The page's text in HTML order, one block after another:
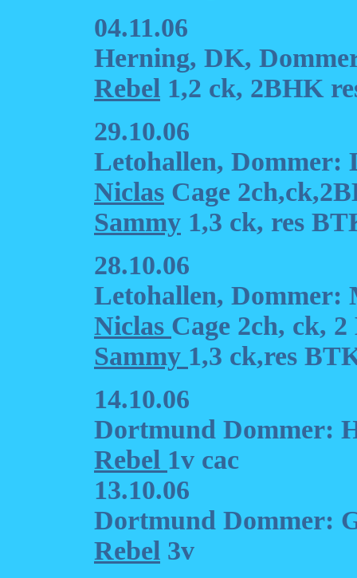
04.11.06
Herning, DK,
Rebel 1,2 ck, 2BHK
29.10.06
Letohallen, Dommer:
Niclas Cage
Sammy 1,3 ck, res
28.10.06
Letohallen, Dommer:
Niclas Cage 2ch, ck,
Sammy 1,3 ck,res
14.10.06
Dortmund Dommer:
Rebel 1v cac
13.10.06
Dortmund Dommer:
Rebel 3v